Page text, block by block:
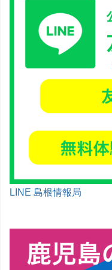
LINE 島根情報局